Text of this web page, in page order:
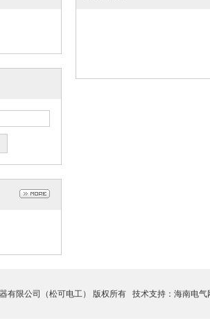
有限公司（松可电工） 版权所有 技术支持： 海南电气